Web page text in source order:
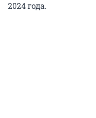
2024 года.